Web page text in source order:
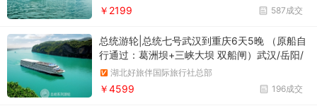
587成交
￥2199
总统游轮|总统七号武汉到重庆6天5晚 （原船自
行通过：葛洲坝+三峡大坝 双船闸）武汉/岳阳/
洞庭湖/葛洲坝船闸/三峡大坝/西陵峡/三峡大坝
五级船闸/神女溪/巫峡/白帝城/瞿塘峡/丰都/重庆
湖北好旅伴国际旅行社总部
196成交
￥4599